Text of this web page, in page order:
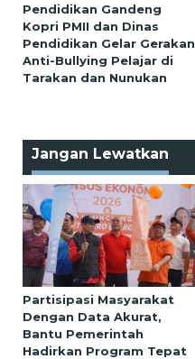
Pendidikan Gandeng
Kopri PMII dan Dinas
Pendidikan Gelar Gerakan
Anti-Bullying Pelajar di
Tarakan dan Nunukan
Jangan Lewatkan
Partisipasi Masyarakat
Dengan Data Akurat,
Bantu Pemerintah
Hadirkan Program Tepat